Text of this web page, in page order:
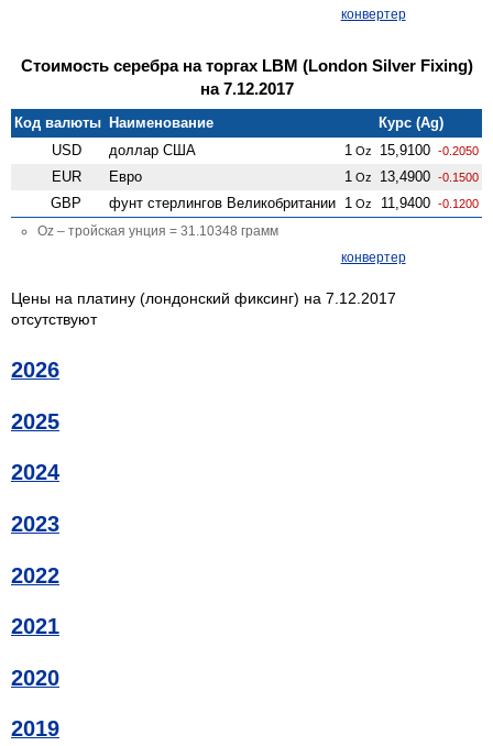
конвертер
Стоимость серебра на торгах LBM (London Silver Fixing)
на 7.12.2017
Код валюты Наименование
Курс (Ag)
USD
доллар США 1 Oz 15,9100 -0.2050
EUR Евро 1 Oz 13,4900 -0.1500
GBP фунт стерлингов Велико­британии 1 Oz 11,9400 -0.1200
Oz – тройская унция = 31.10348 грамм
конвертер
Цены на платину (лондонский фиксинг) на 7.12.2017
отсутствуют
2026
2025
2024
2023
2022
2021
2020
2019